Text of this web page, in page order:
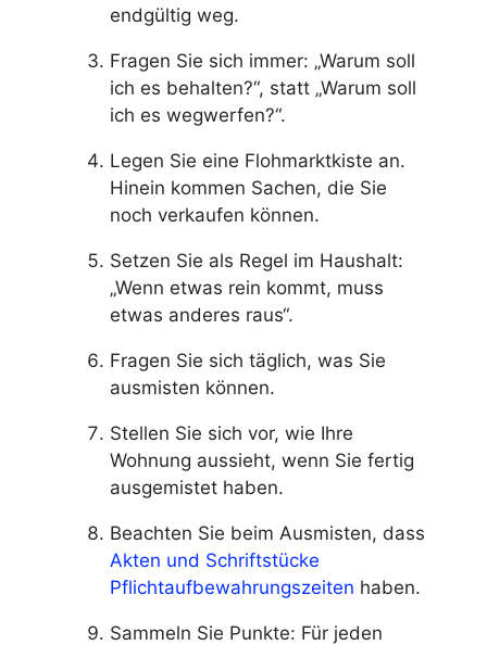
endgültig weg.
Fragen Sie sich immer: „Warum soll
ich es behalten?“, statt „Warum soll
ich es wegwerfen?“.
Legen Sie eine Flohmarktkiste an.
Hinein kommen Sachen, die Sie
noch verkaufen können.
Setzen Sie als Regel im Haushalt:
„Wenn etwas rein kommt, muss
etwas anderes raus“.
Fragen Sie sich täglich, was Sie
ausmisten können.
Stellen Sie sich vor, wie Ihre
Wohnung aussieht, wenn Sie fertig
ausgemistet haben.
Beachten Sie beim Ausmisten, dass
Akten und Schriftstücke
Pflichtaufbewahrungszeiten haben.
Sammeln Sie Punkte: Für jeden